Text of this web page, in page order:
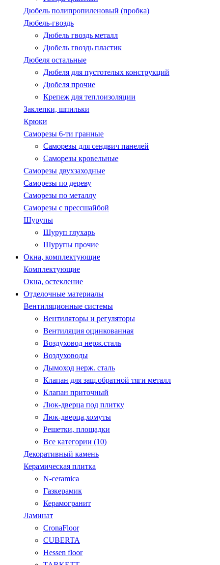
Дюбель полипропиленовый (пробка)
Дюбель-гвоздь
Дюбель гвоздь металл
Дюбель гвоздь пластик
Дюбеля остальные
Дюбеля для пустотелых конструкций
Дюбеля прочие
Крепеж для теплоизоляции
Заклепки, шпильки
Крюки
Саморезы 6-ти гранные
Саморезы для сендвич панелей
Саморезы кровельные
Саморезы двухзаходные
Саморезы по дереву
Саморезы по металлу
Саморезы с пресcшайбой
Шурупы
Шуруп глухарь
Шурупы прочие
Окна, комплектующие
Комплектующие
Окна, остекление
Отделочные материалы
Вентиляционные системы
Вентиляторы и регуляторы
Вентиляция оцинкованная
Воздуховод нерж.сталь
Воздуховоды
Дымоход нерж. сталь
Клапан для защ.обратной тяги металл
Клапан приточный
Люк-дверца под плитку
Люк-дверца,хомуты
Решетки, площадки
Все категории (10)
Декоративный камень
Керамическая плитка
N-ceramica
Газкерамик
Керамогранит
Ламинат
CronaFloor
CUBERTA
Hessen floor